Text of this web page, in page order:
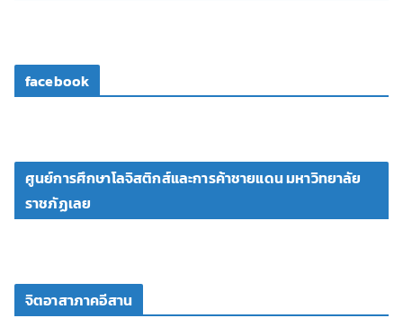
facebook
ศูนย์การศึกษาโลจิสติกส์และการค้าชายแดน มหาวิทยาลัย
ราชภัฏเลย
จิตอาสาภาคอีสาน